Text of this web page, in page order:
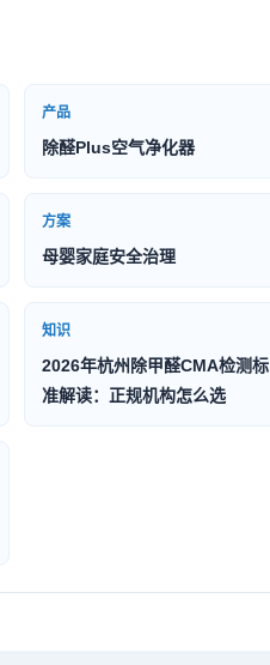
产品
除醛Plus空气净化器
方案
母婴家庭安全治理
知识
2026年杭州除甲醛CMA检测标
准解读：正规机构怎么选